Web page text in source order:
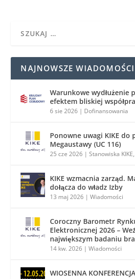
NAJNOWSZE WIADOMOŚCI
Warunkowe wydłużenie
efektem bliskiej
6 sie 2026 | Dofinansowania
Ponowne uwagi KIKE do
Megaustawy (UC 116)
25 cze 2026 |Stanowiska KIKE
KIKE wzmacnia zarząd.
dołącza do władz Izby
13 maj 2026 |Wiadomości
Coroczny Barometr
Elektronicznej 2026 –
największym badaniu
14 kw. 2026 |Wiadomości
WIOSENNA